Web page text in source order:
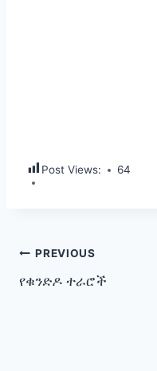
Post Views: 64
Post
navigation
PREVIOUS
የቁንድዶ ተራሮች